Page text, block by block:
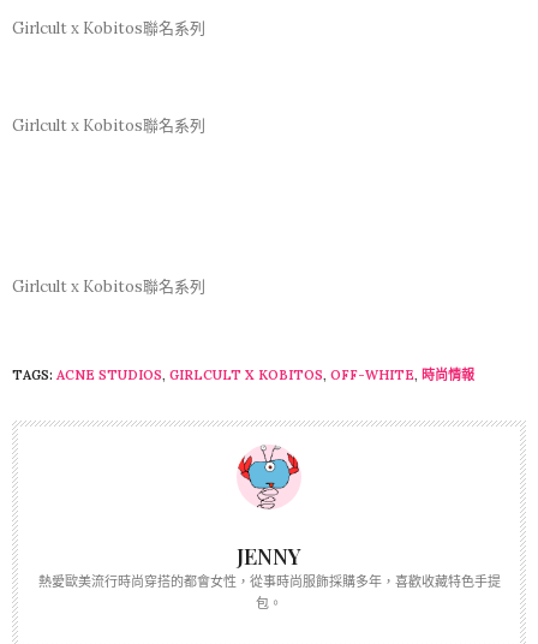
Girlcult x Kobitos聯名系列
Girlcult x Kobitos聯名系列
Girlcult x Kobitos聯名系列
TAGS: ACNE STUDIOS, GIRLCULT X KOBITOS, OFF-WHITE, 時尚情報
JENNY
熱愛歐美流行時尚穿搭的都會女性，從事時尚服飾採購多年，喜歡收藏特色手提
包。